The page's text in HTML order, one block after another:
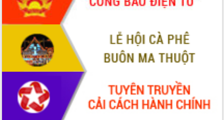
món ăn từ sầu riêng
Đắk Lắk công bố Quy hoạch và xúc
tiến đầu tư tỉnh
Ngành cá ngừ Đắk Lắk chủ động thích
ứng để giữ vững thị trường xuất khẩu
Diễn đàn Kinh tế tư nhân Việt Nam đột
phá cơ chế - Hợp tác công tư
Đề án 06 tạo bước ngoặt đột phá trong
cải cách hành chính tỉnh Đắk Lắk
Kết nối tour, đẩy mạnh chuyển đổi số
để phát triển du lịch Đắk Lắk